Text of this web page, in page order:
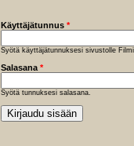
Käyttäjätunnus *
Syötä käyttäjätunnuksesi sivustolle
Salasana *
Syötä tunnuksesi salasana.